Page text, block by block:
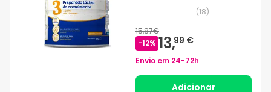
(18)
15,87€
-12% 13,99 €
Envio em 24-72h
Adicionar